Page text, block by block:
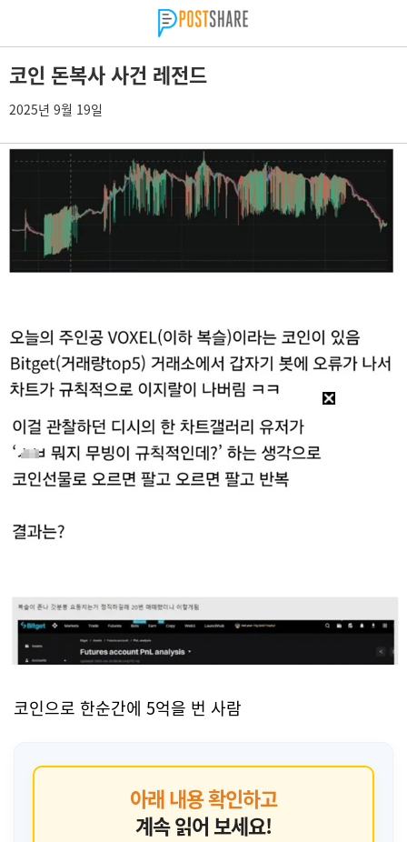
코인 돈복사 사건 레전드
2025년 9월 19일
코인으로 한순간에 5억을 번 사람
아래 내용 확인하고
계속 읽어 보세요!